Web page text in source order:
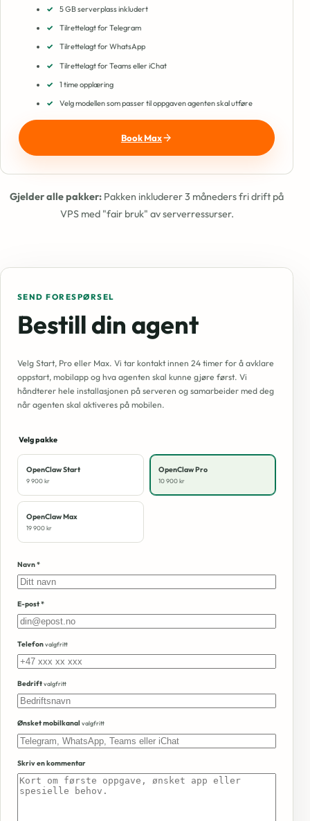
5 GB serverplass inkludert
Tilrettelagt for Telegram
Tilrettelagt for WhatsApp
Tilrettelagt for Teams eller iChat
1 time opplæring
Velg modellen som passer til oppgaven agenten skal utføre
Book Max
Gjelder alle pakker: Pakken inkluderer 3 måneders fri drift på
VPS med "fair bruk" av serverressurser.
SEND FORESPØRSEL
Bestill din agent
Velg Start, Pro eller Max. Vi tar kontakt innen 24 timer for å avklare
oppstart, mobilapp og hva agenten skal kunne gjøre først. Vi
håndterer hele installasjonen på serveren og samarbeider med deg
når agenten skal aktiveres på mobilen.
Velg pakke
OpenClaw Start
9 900 kr
OpenClaw Pro
10 900 kr
OpenClaw Max
19 900 kr
Navn *
E-post *
Telefonvalgfritt
Bedriftvalgfritt
Ønsket mobilkanal valgfritt
Skriv en kommentar